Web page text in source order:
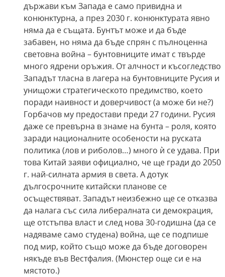
държави към Запада е само привидна и
конюнктурна, а през 2030 г. конюнктурата явно
няма да е същата. Бунтът може и да бъде
забавен, но няма да бъде спрян с пълноценна
световна война – бунтовниците имат с твърде
много ядрени оръжия. От алчност и късогледство
Западът тласна в лагера на бунтовниците Русия и
унищожи стратегическото предимство, което
поради наивност и доверчивост (а може би не?)
Горбачов му предостави преди 27 години. Русия
даже се превърна в знаме на бунта – роля, която
заради националните особености на руската
политика (лов и риболов…) много ѝ се удава. При
това Китай заяви официално, че ще гради до 2050
г. най-силната армия в света. А дотук
дългосрочните китайски планове се
осъществяват. Западът неизбежно ще се отказва
да налага със сила либералната си демокрация,
ще отстъпва власт и след нова 30-годишна (да се
надяваме само студена) война, ще се подпише
под мир, който също може да бъде договорен
някъде във Вестфалия. (Мюнстер още си е на
мястото.)